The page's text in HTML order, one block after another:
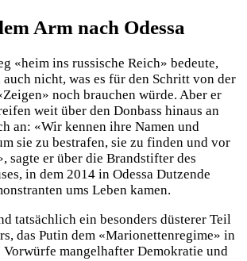
Arm nach Odessa
«heim ins russische Reich» bedeute,
nicht, was es für den Schritt von der
noch brauchen würde. Aber er
weit über den Donbass hinaus an
an: «Wir kennen ihre Namen und
sie zu bestrafen, sie zu finden und vor
sagte er über die Brandstifter des
in dem 2014 in Odessa Dutzende
ums Leben kamen.
tatsächlich ein besonders düsterer Teil
das Putin dem «Marionettenregime» in
mangelhafter Demokratie und